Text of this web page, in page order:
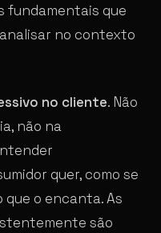
fundamentais que
no contexto
no cliente. Não
não na
quer, como se
o encanta. As
são